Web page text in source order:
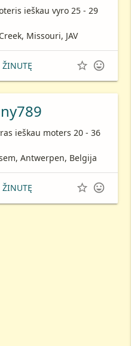
ieškau vyro 25 - 29
Missouri, JAV
 
ieškau moters 20 - 36
Antwerpen, Belgija
 